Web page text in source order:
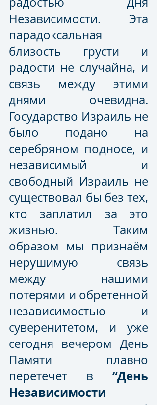
Независимости. Эта
парадоксальная
близость грусти и
радости не случайна, и
связь между этими
днями очевидна.
Государство Израиль не
было подано на
серебряном подносе, и
независимый и
свободный Израиль не
существовал бы без тех,
кто заплатил за это
жизнью. Таким
образом мы признаём
нерушимую связь
между нашими
потерями и обретенной
независимостью и
суверенитетом, и уже
сегодня вечером День
Памяти плавно
перетечет в “День
Независимости